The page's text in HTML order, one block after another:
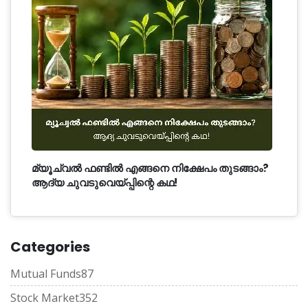
മ്യൂച്വൽ ഫണ്ടിൽ എങ്ങനെ നിക്ഷേപം തുടങ്ങാം?
ആദ്യ ചുവടുവെയ്പ്പിന്റെ കഥ!
Categories
Mutual Funds87
Stock Market352